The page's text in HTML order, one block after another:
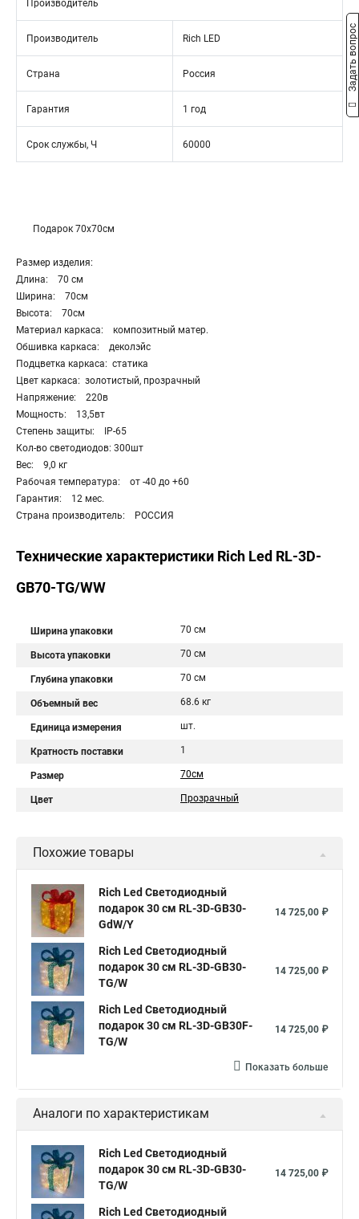
Производитель
Производитель Rich LED
Страна Россия
Гарантия 1 год
Срок службы, Ч 60000
Подарок 70х70см
Размер изделия:
Длина: 70 см
Ширина: 70см
Высота: 70см
Материал каркаса: композитный матер.
Обшивка каркаса: деколэйс
Подцветка каркаса: статика
Цвет каркаса: золотистый, прозрачный
Напряжение: 220в
Мощность: 13,5вт
Степень защиты: IP-65
Кол-во светодиодов: 300шт
Вес: 9,0 кг
Рабочая температура: от -40 до +60
Гарантия: 12 мес.
Страна производитель: РОССИЯ
Технические характеристики Rich Led RL-3D-
GB70-TG/WW
Ширина упаковки 70 см
Высота упаковки 70 см
Глубина упаковки 70 см
Объемный вес 68.6 кг
Единица измерения шт.
Кратность поставки 1
Размер 70см
Цвет Прозрачный
Похожие товары
Rich Led Светодиодный
подарок 30 см RL-3D-GB30-
GdW/Y
14 725,00 ₽
Rich Led Светодиодный
подарок 30 см RL-3D-GB30-
TG/W
14 725,00 ₽
Rich Led Светодиодный
подарок 30 см RL-3D-GB30F-
TG/W
14 725,00 ₽
Показать больше
Аналоги по характеристикам
Rich Led Светодиодный
подарок 30 см RL-3D-GB30-
TG/W
14 725,00 ₽
Rich Led Светодиодный
Задать вопрос